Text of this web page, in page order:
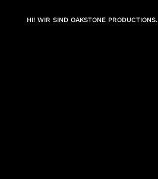
HI! WIR SIND OAKSTONE PRODUCTIONS.